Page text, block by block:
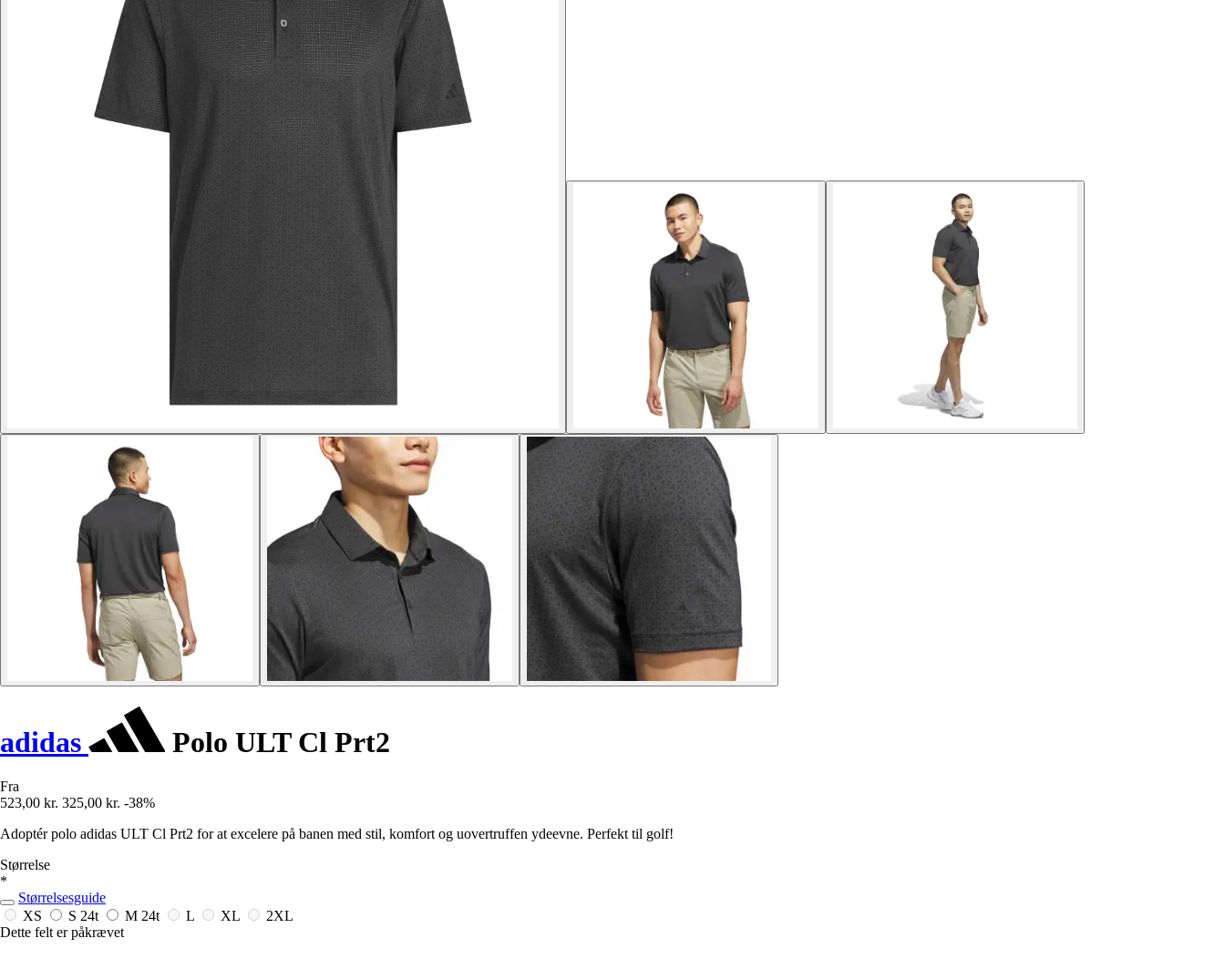
adidas Polo ULT Cl Prt2
Fra
523,00 kr. 325,00 kr. -38%
Adoptér polo adidas ULT Cl Prt2 for at excelere på banen med stil, komfort og uovertruffen ydeevne. Perfekt til golf!
Størrelse
*
Størrelsesguide
XS
S 24t M 24t L XL
2XL
Dette felt er påkrævet